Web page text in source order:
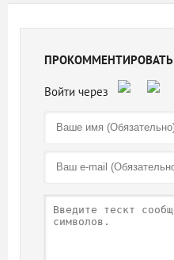
ПРОКОММЕНТИРОВАТЬ